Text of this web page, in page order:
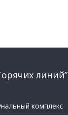
линий”
комплекс